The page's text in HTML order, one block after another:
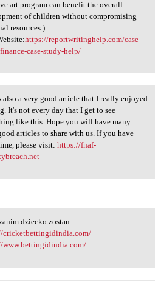
art program can benefit the overall
of children without compromising
resources.)
https://reportwritinghelp.com/case-
case-study-help/
a very good
also a very good article that I really enjoyed
It's not every day that I get to see
like this. Hope you will have many
articles to share with us. If you have
please visit: https://fnaf-
dziecko zostan
dziecko zostan
cricketbettingidindia.com/
www.bettingidindia.com/